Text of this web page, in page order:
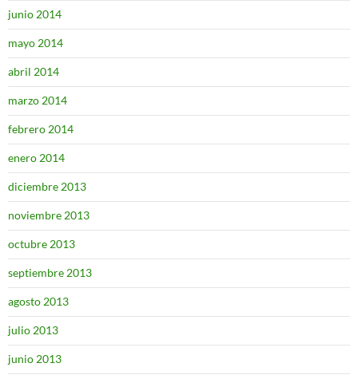
junio 2014
mayo 2014
abril 2014
marzo 2014
febrero 2014
enero 2014
diciembre 2013
noviembre 2013
octubre 2013
septiembre 2013
agosto 2013
julio 2013
junio 2013